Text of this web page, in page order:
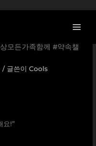
모든가족함께 #약속챌
/ 글쓴이Cools
요!”